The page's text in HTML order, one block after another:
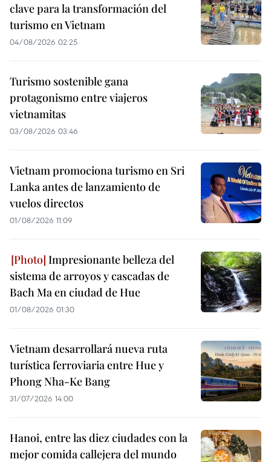
clave para la transformación del
turismo en Vietnam
04/08/2026 02:25
Turismo sostenible gana
protagonismo entre viajeros
vietnamitas
03/08/2026 03:46
Vietnam promociona turismo en Sri
Lanka antes de lanzamiento de
vuelos directos
01/08/2026 11:09
Impresionante belleza del
sistema de arroyos y cascadas de
Bach Ma en ciudad de Hue
01/08/2026 01:30
Vietnam desarrollará nueva ruta
turística ferroviaria entre Hue y
Phong Nha-Ke Bang
31/07/2026 14:00
Hanoi, entre las diez ciudades con la
mejor comida callejera del mundo